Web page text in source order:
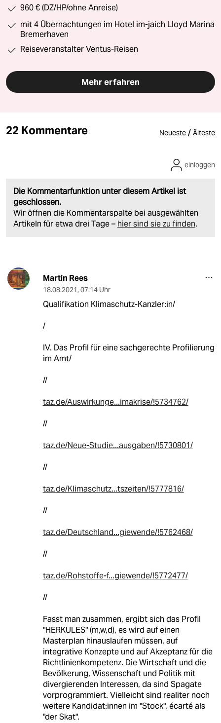
960 € (DZ/HP/ohne Anreise)
mit 4 Übernachtungen im Hotel im-jaich Lloyd Marina
Bremerhaven
Reiseveranstalter Ventus-Reisen
Mehr erfahren
22 Kommentare Neueste / Älteste
Die Kommentarfunktion unter diesem Artikel ist
geschlossen.
Wir öffnen die Kommentarspalte bei ausgewählten
Artikeln für etwa drei Tage – hier sind sie zu finden.
einloggen
Martin Rees
18.08.2021, 07:14 Uhr
Qualifikation Klimaschutz-Kanzler:in/
/
IV. Das Profil für eine sachgerechte Profilierung
im Amt/
//
taz.de/Auswirkunge...imakrise/!5734762/
//
taz.de/Neue-Studie...ausgaben/!5730801/
//
taz.de/Klimaschutz...tszeiten/!5777816/
//
taz.de/Deutschland...giewende/!5762468/
//
taz.de/Rohstoffe-f...giewende/!5772477/
//
Fasst man zusammen, ergibt sich das Profil
"HERKULES" (m,w,d), es wird auf einen
Masterplan hinauslaufen müssen, auf
integrative Konzepte und auf Akzeptanz für die
Richtlinienkompetenz. Die Wirtschaft und die
Bevölkerung, Wissenschaft und Politik mit
divergierenden Interessen, da sind Spagate
vorprogrammiert. Vielleicht sind realiter noch
weitere Kandidat:innen im "Stock", écarté als
"der Skat".